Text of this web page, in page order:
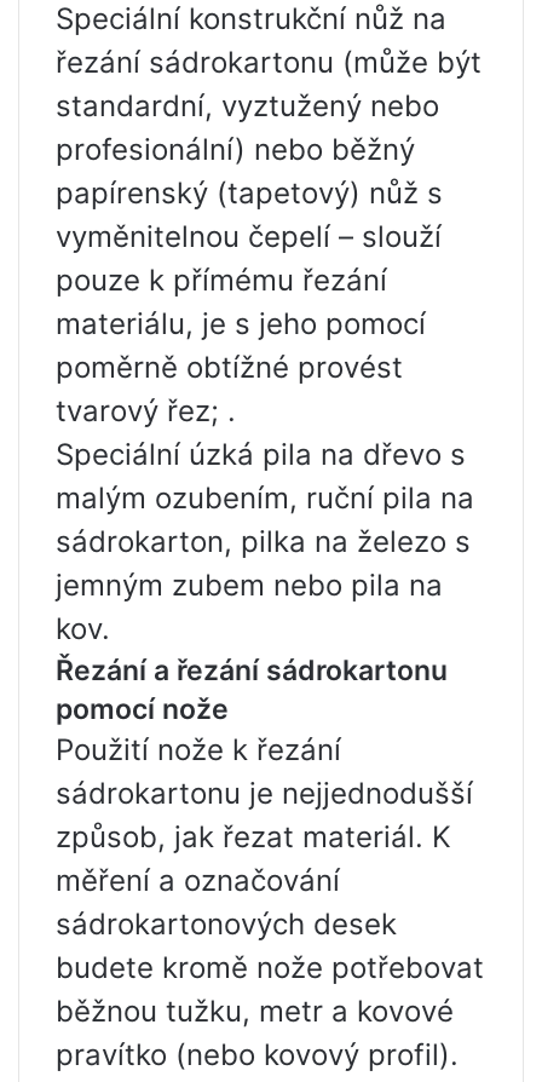
Speciální konstrukční nůž na
řezání sádrokartonu (může být
standardní, vyztužený nebo
profesionální) nebo běžný
papírenský (tapetový) nůž s
vyměnitelnou čepelí – slouží
pouze k přímému řezání
materiálu, je s jeho pomocí
poměrně obtížné provést
tvarový řez; .
Speciální úzká pila na dřevo s
malým ozubením, ruční pila na
sádrokarton, pilka na železo s
jemným zubem nebo pila na
kov.
Řezání a řezání sádrokartonu
pomocí nože
Použití nože k řezání
sádrokartonu je nejjednodušší
způsob, jak řezat materiál. K
měření a označování
sádrokartonových desek
budete kromě nože potřebovat
běžnou tužku, metr a kovové
pravítko (nebo kovový profil).